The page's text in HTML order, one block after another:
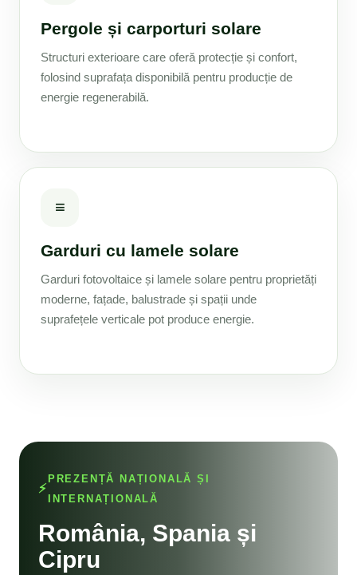
Pergole și carporturi solare
Structuri exterioare care oferă protecție și confort,
folosind suprafața disponibilă pentru producție de
energie regenerabilă.
≡
Garduri cu lamele solare
Garduri fotovoltaice și lamele solare pentru proprietăți
moderne, fațade, balustrade și spații unde
suprafețele verticale pot produce energie.
PREZENȚĂ NAȚIONALĂ ȘI
INTERNAȚIONALĂ
România, Spania și
Cipru